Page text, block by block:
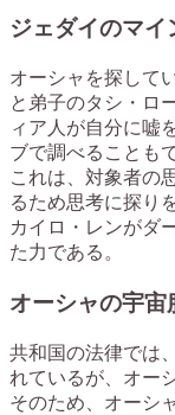
ジェダイのマ
オーシャを探して
と弟子のタシ・ロ
ィア人が自分に嘘
ブで調べることも
これは、対象者の
るため思考に探り
カイロ・レンがダ
た力である。
オーシャの宇宙
共和国の法律では
れているが、オー
そのため、オーシ